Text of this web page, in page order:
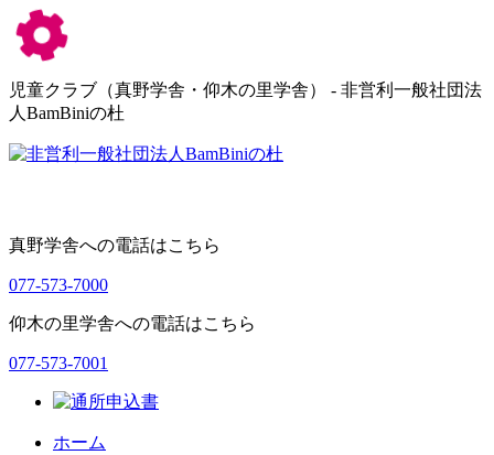
児童クラブ（真野学舎・仰木の里学舎） - 非営利一般社団法
人BamBiniの杜
真野学舎への電話はこちら
077-573-7000
仰木の里学舎への電話はこちら
077-573-7001
ホーム